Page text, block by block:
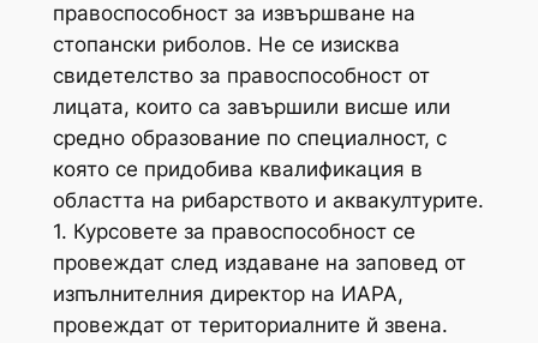
правоспособност за извършване на
стопански риболов. Не се изисква
свидетелство за правоспособност от
лицата, които са завършили висше или
средно образование по специалност, с
която се придобива квалификация в
областта на рибарството и аквакултурите.
1. Курсовете за правоспособност се
провеждат след издаване на заповед от
изпълнителния директор на ИАРА,
провеждат от териториалните й звена.